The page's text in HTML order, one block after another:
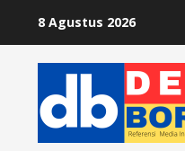
content
8 Agustus 2026